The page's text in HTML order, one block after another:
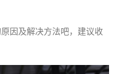
因及解决方法吧，建议收